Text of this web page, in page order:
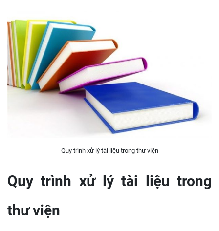
Quy trình xử lý tài liệu trong thư viện
Quy trình xử lý tài liệu trong
thư viện